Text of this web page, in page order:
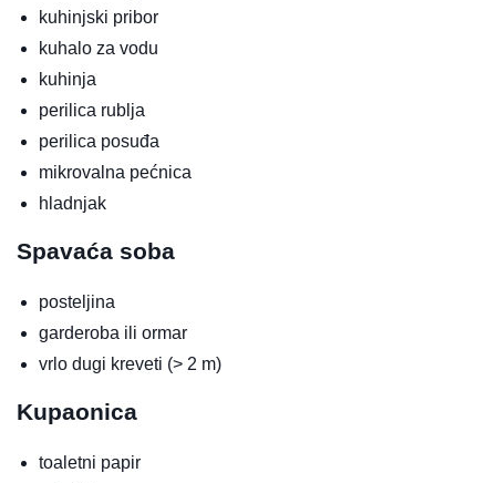
kuhinjski pribor
kuhalo za vodu
kuhinja
perilica rublja
perilica posuđa
mikrovalna pećnica
hladnjak
Spavaća soba
posteljina
garderoba ili ormar
vrlo dugi kreveti (> 2 m)
Kupaonica
toaletni papir